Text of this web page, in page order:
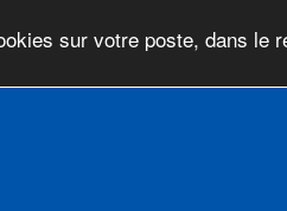
sur votre poste, dans le